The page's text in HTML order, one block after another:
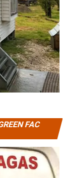
FAC